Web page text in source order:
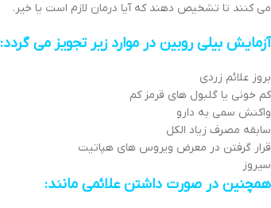
می کنند تا تشخیص دهند که آیا درمان لازم است یا خیر.
آزمایش بیلی روبین در موارد زیر تجویز می گردد:
بروز علائم زردی
کم خونی یا گلبول های قرمز کم
واکنش سمی به دارو
سابقه مصرف زیاد الکل
قرار گرفتن در معرض ویروس های هپاتیت
سیروز
همچنین در صورت داشتن علائمی مانند: